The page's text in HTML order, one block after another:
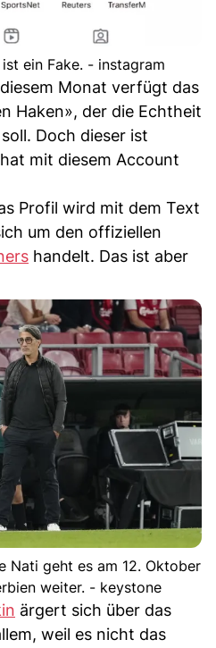
ein Fake. - instagram
Monat verfügt das
Haken», der die Echtheit
Doch dieser ist
mit diesem Account
Profil wird mit dem Text
um den offiziellen
handelt. Das ist aber
Nati geht es am 12. Oktober
weiter. - keystone
ärgert sich über das
weil es nicht das